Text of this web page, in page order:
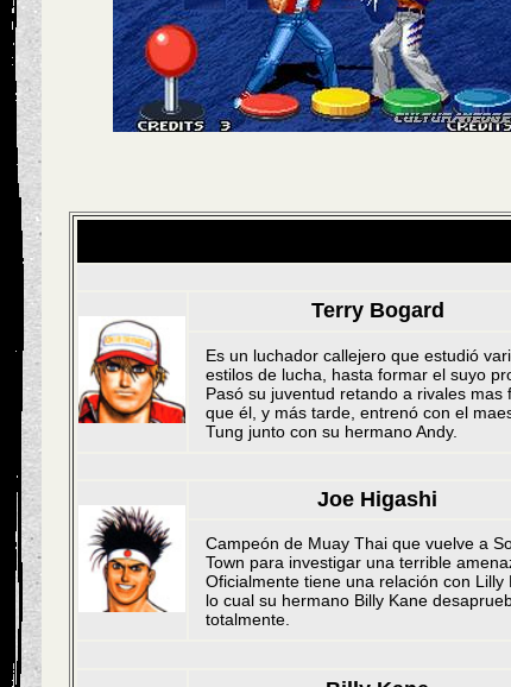
Terry Bogard
Es un luchador callejero que estudió
estilos de lucha, hasta formar el suyo
Pasó su juventud retando a rivales mas
que él, y más tarde, entrenó con el
Tung junto con su hermano Andy.
Joe Higashi
Campeón de Muay Thai que vuelve a
Town para investigar una terrible
Oficialmente tiene una relación con Lilly
lo cual su hermano Billy Kane
totalmente.